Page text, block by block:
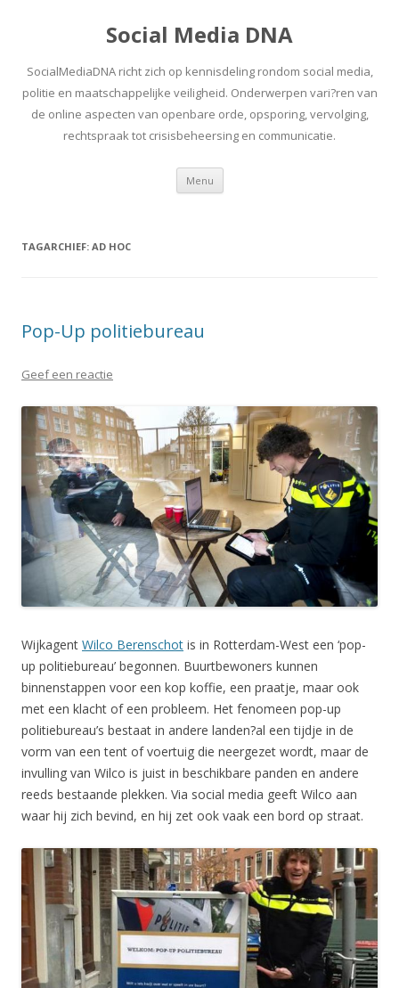
Social Media DNA
SocialMediaDNA richt zich op kennisdeling rondom social media,
politie en maatschappelijke veiligheid. Onderwerpen vari?ren van
de online aspecten van openbare orde, opsporing, vervolging,
rechtspraak tot crisisbeheersing en communicatie.
Menu Spring
inhoud
TAGARCHIEF: AD HOC
Pop-Up politiebureau
Geef een reactie
Wijkagent Wilco Berenschot is in Rotterdam-West een ‘pop-
up politiebureau’ begonnen. Buurtbewoners kunnen
binnenstappen voor een kop koffie, een praatje, maar ook
met een klacht of een probleem. Het fenomeen pop-up
politiebureau’s bestaat in andere landen?al een tijdje in de
vorm van een tent of voertuig die neergezet wordt, maar de
invulling van Wilco is juist in beschikbare panden en andere
reeds bestaande plekken. Via social media geeft Wilco aan
waar hij zich bevind, en hij zet ook vaak een bord op straat.